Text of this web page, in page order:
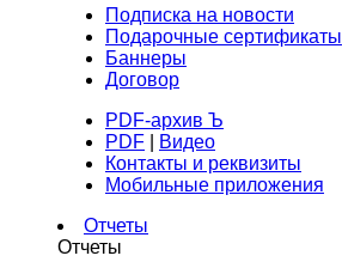
Подписка на новости
Подарочные сертификаты
Баннеры
Договор
PDF-архив Ъ
PDF
Видео
Контакты и реквизиты
Мобильные приложения
Отчеты
Отчеты